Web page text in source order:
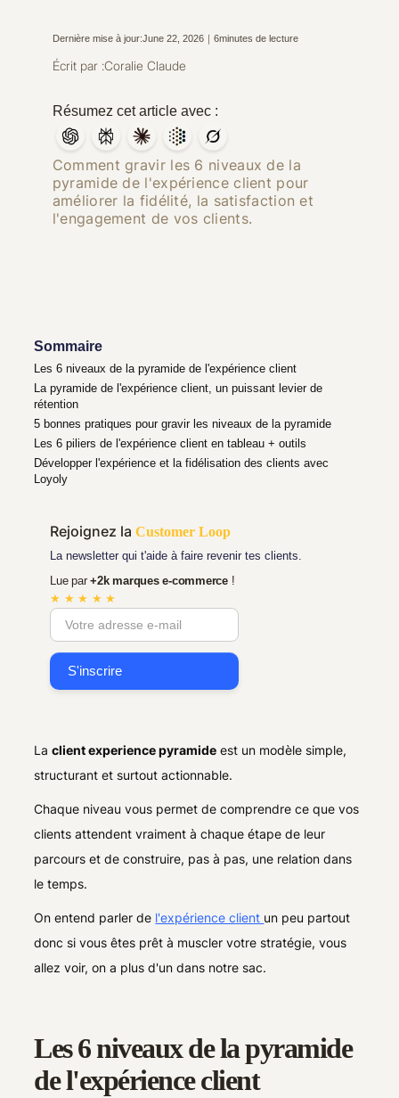
Dernière mise à jour:June 22, 2026｜ 6minutes de lecture
Écrit par :Coralie Claude
Résumez cet article avec :
Comment gravir les 6 niveaux de la
pyramide de l'expérience client pour
améliorer la fidélité, la satisfaction et
l'engagement de vos clients.
Sommaire
Les 6 niveaux de la pyramide de l'expérience client
La pyramide de l'expérience client, un puissant levier de
rétention
5 bonnes pratiques pour gravir les niveaux de la pyramide
Les 6 piliers de l'expérience client en tableau + outils
Développer l'expérience et la fidélisation des clients avec
Loyoly
Rejoignez laCustomer Loop
La newsletter qui t'aide à faire revenir tes clients.
Lue par+2k marques e-commerce !
★ ★ ★ ★ ★
Laclient experience pyramide est un modèle simple,
structurant et surtout actionnable.
Chaque niveau vous permet de comprendre ce que vos
clients attendent vraiment à chaque étape de leur
parcours et de construire, pas à pas, une relation dans
le temps.
On entend parler de l'expérience client un peu partout
donc si vous êtes prêt à muscler votre stratégie, vous
allez voir, on a plus d'un dans notre sac.
Les 6 niveaux de la pyramide
de l'expérience client